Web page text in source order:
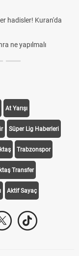
Kuran'da
At Yarışı
Süper Lig Haberleri
Trabzonspor
Transfer
Aktif Sayaç